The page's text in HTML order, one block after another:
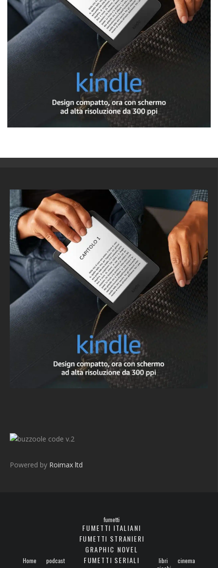
v.2
Powered by Roimax ltd
Home podcast
fumetti
FUMETTI ITALIANI
FUMETTI STRANIERI
GRAPHIC NOVEL
FUMETTI SERIALI
libri
cinema